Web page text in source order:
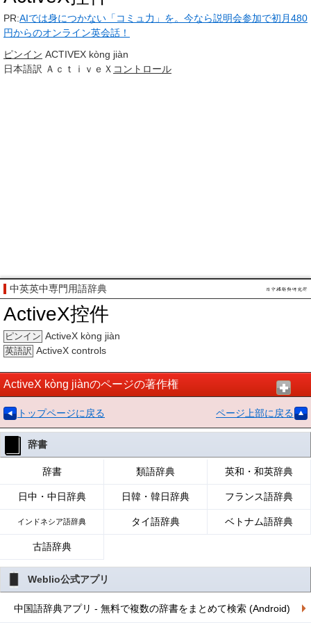
PR:AIでは身につかない「コミュ力」を。今なら説明会参加で初月480
円からのオンライン英会話！
ピンイン ACTIVEX kòng jiàn
日本語訳 ＡｃｔｉｖｅＸ コントロール
中英英中専門用語辞典
ActiveX控件
ピンイン ActiveX kòng jiàn
英語訳 ActiveX controls
ActiveX kòng jiànのページの著作権
トップページに戻る ページ上部に戻る
辞書
辞書 類語辞典 英和・和英辞典
日中・中日辞典 日韓・韓日辞典 フランス語辞典
インドネシア語辞典 タイ語辞典 ベトナム語辞典
古語辞典
Weblio公式アプリ
中国語辞典アプリ - 無料で複数の辞書をまとめて検索 (Android)